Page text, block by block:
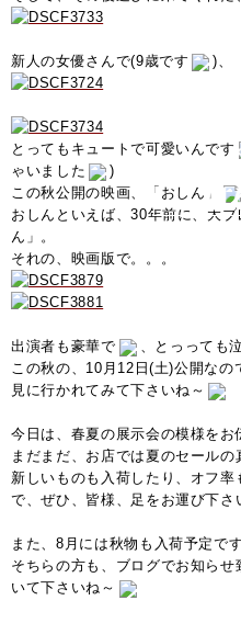
新人の女優さんで(9歳です )、
とってもキュートで可愛いんです
ゃいました
)
この秋公開の映画、「おしん」
おしんといえば、30年前に、大
ん」。
それの、映画版で。。。
出演者も豪華で 、とっっても
この秋の、10月12日(土)公開なの
見に行かれてみて下さいね～
今日は、春夏の展示会の模様をお
まだまだ、お店では夏のセールの
新しいものも入荷したり、オフ
で、ぜひ、皆様、足をお運び下さ
また、8月には秋物も入荷予定です
そちらの方も、ブログでお知ら
いて下さいね～